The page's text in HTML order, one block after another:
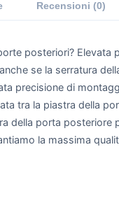
Recensioni (0)
posteriori?
se la serratura
precisione di
tra la piastra della
della porta
la massima